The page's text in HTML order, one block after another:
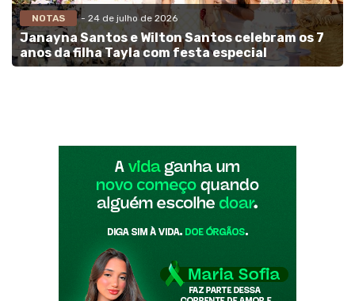
NOTAS - 24 de julho de 2026
Janayna Santos e Wilton Santos celebram os 7
anos da filha Tayla com festa especial